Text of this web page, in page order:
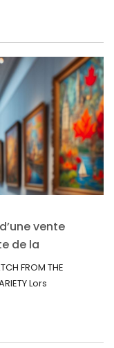
vente
de la
du
FROM THE
Lors